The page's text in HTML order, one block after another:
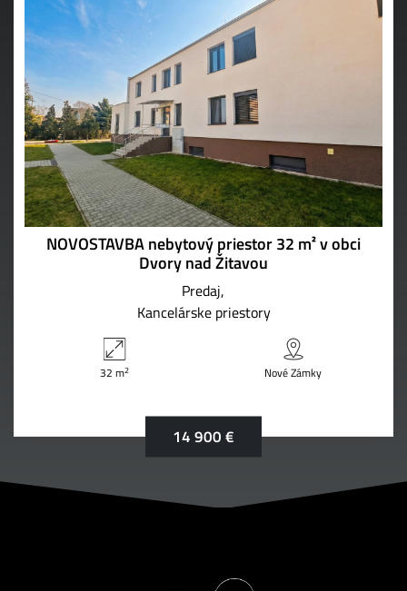
NOVOSTAVBA nebytový priestor 32 m² v obci
Dvory nad Žitavou
Predaj
Kancelárske priestory
32 m2 Nové Zámky
14 900 €